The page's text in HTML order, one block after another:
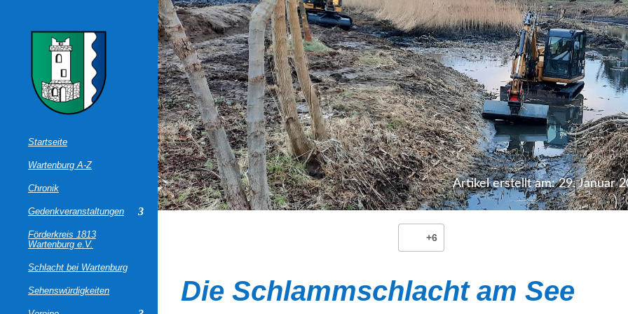
Startseite
Wartenburg A-Z
Chronik
Gedenkveranstaltungen
Förderkreis 1813
Wartenburg e.V.
Schlacht bei Wartenburg
Sehenswürdigkeiten
Artikel erstellt am: 29. Januar
+6
Die Schlammschlacht am See